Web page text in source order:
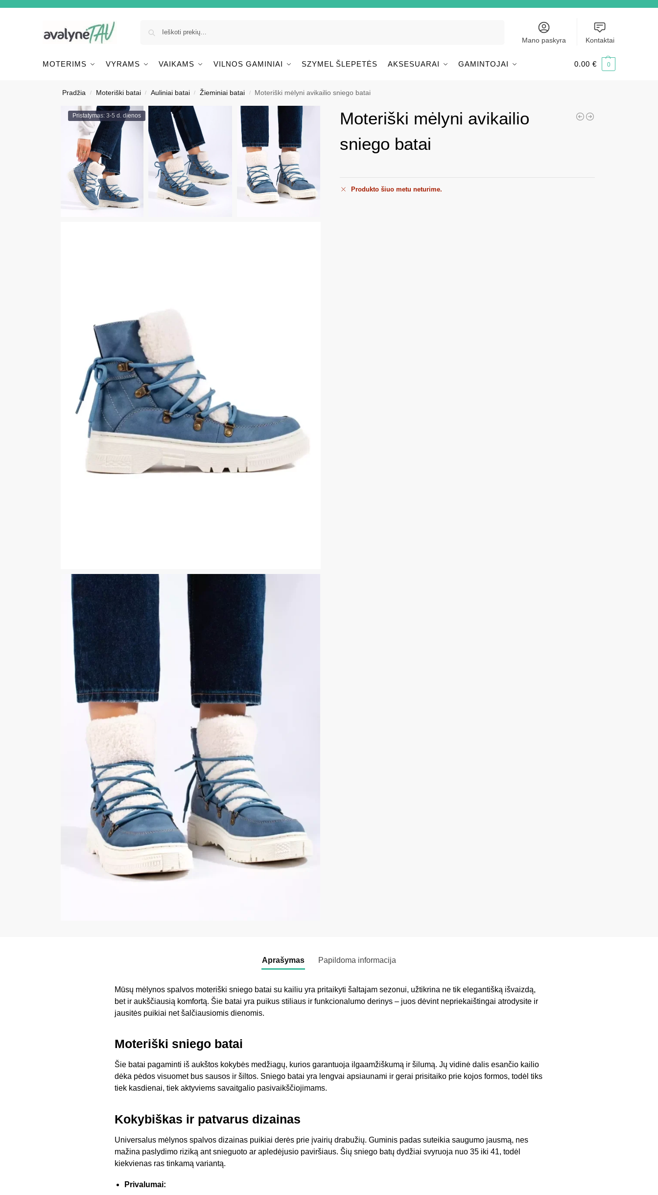
Mano paskyra Kontaktai
MOTERIMS VYRAMS VAIKAMS VILNOS GAMINIAI SZYMEL ŠLEPETĖS AKSESUARAI GAMINTOJAI 0.00 € 0
Pradžia / Moteriški batai / Auliniai batai / Žieminiai batai / Moteriški mėlyni avikailio sniego batai
Pristatymas: 3-5 d. dienos
Moteriški mėlyni avikailio
sniego batai
Produkto šiuo metu neturime.
Aprašymas Papildoma informacija
Mūsų mėlynos spalvos moteriški sniego batai su kailiu yra pritaikyti šaltajam sezonui, užtikrina ne tik elegantišką išvaizdą,
bet ir aukščiausią komfortą. Šie batai yra puikus stiliaus ir funkcionalumo derinys – juos dėvint nepriekaištingai atrodysite ir
jausitės puikiai net šalčiausiomis dienomis.
Moteriški sniego batai
Šie batai pagaminti iš aukštos kokybės medžiagų, kurios garantuoja ilgaamžiškumą ir šilumą. Jų vidinė dalis esančio kailio
dėka pėdos visuomet bus sausos ir šiltos. Sniego batai yra lengvai apsiaunami ir gerai prisitaiko prie kojos formos, todėl tiks
tiek kasdienai, tiek aktyviems savaitgalio pasivaikščiojimams.
Kokybiškas ir patvarus dizainas
Universalus mėlynos spalvos dizainas puikiai derės prie įvairių drabužių. Guminis padas suteikia saugumo jausmą, nes
mažina paslydimo riziką ant snieguoto ar apledėjusio paviršiaus. Šių sniego batų dydžiai svyruoja nuo 35 iki 41, todėl
kiekvienas ras tinkamą variantą.
Privalumai: